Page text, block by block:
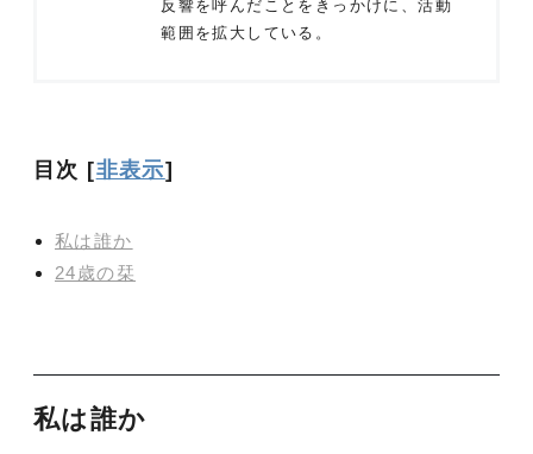
反響を呼んだことをきっかけに、活動
範囲を拡大している。
目次 [非表示]
私は誰か
24歳の栞
私は誰か